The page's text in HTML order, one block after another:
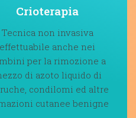
Crioterapia
Tecnica non invasiva
effettuabile anche nei
per la rimozione a
di azoto liquido di
condilomi ed altre
cutanee benigne